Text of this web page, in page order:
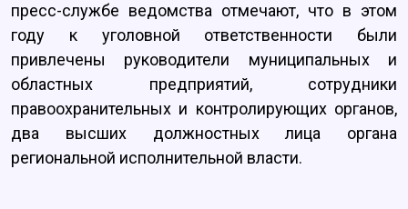
пресс-службе ведомства отмечают, что в этом
году к уголовной ответственности были
привлечены руководители муниципальных и
областных предприятий, сотрудники
правоохранительных и контролирующих органов,
два высших должностных лица органа
региональной исполнительной власти.